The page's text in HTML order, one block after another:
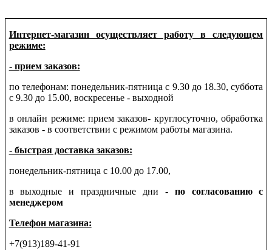
Интернет-магазин осуществляет работу в следующем
режиме:
- прием заказов:
по телефонам: понедельник-пятница с 9.30 до 18.30, суббота
с 9.30 до 15.00, воскресенье - выходной
в онлайн режиме: прием заказов- круглосуточно, обработка
заказов - в соответствии с режимом работы магазина.
- быстрая доставка заказов:
понедельник-пятница с 10.00 до 17.00,
в выходные и праздничные дни - по согласованию с
менеджером
Телефон магазина:
+7(913)189-41-91